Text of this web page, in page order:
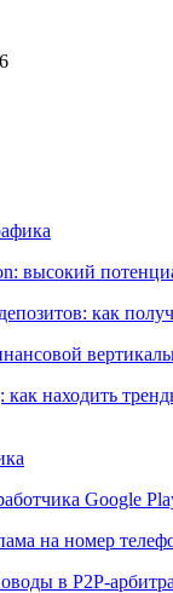
высокий
как
находить
Google
на номер
в P2P-